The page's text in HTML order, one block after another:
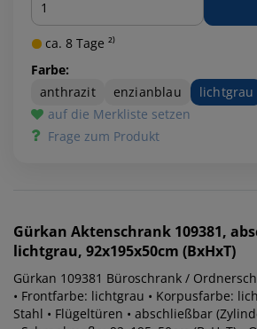
ca. 8 Tage ²⁾
Farbe:
anthrazit
enzianblau lichtgrau
auf die Merkliste setzen
Frage zum Produkt
Gürkan Aktenschrank 109381,
lichtgrau, 92x195x50cm (BxHxT)
Gürkan 109381 Büroschrank /
• Frontfarbe: lichtgrau • Korpusfarbe:
Stahl • Flügeltüren • abschließbar